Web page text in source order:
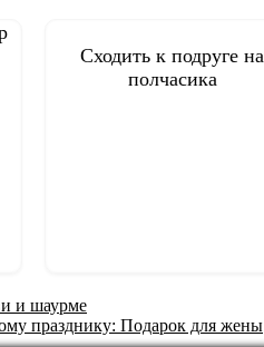
Сходить к подруге на
полчасика
и шаурме
празднику: Подарок для жены